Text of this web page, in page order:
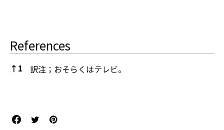
References
↑ 1 訳注；おそらくはテレビ。